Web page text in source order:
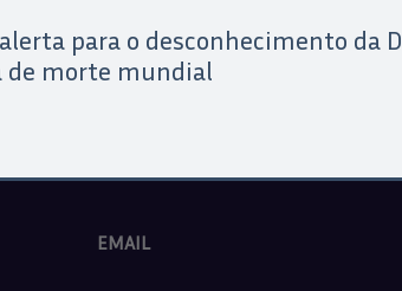
para o desconhecimento da
de morte mundial
EMAIL